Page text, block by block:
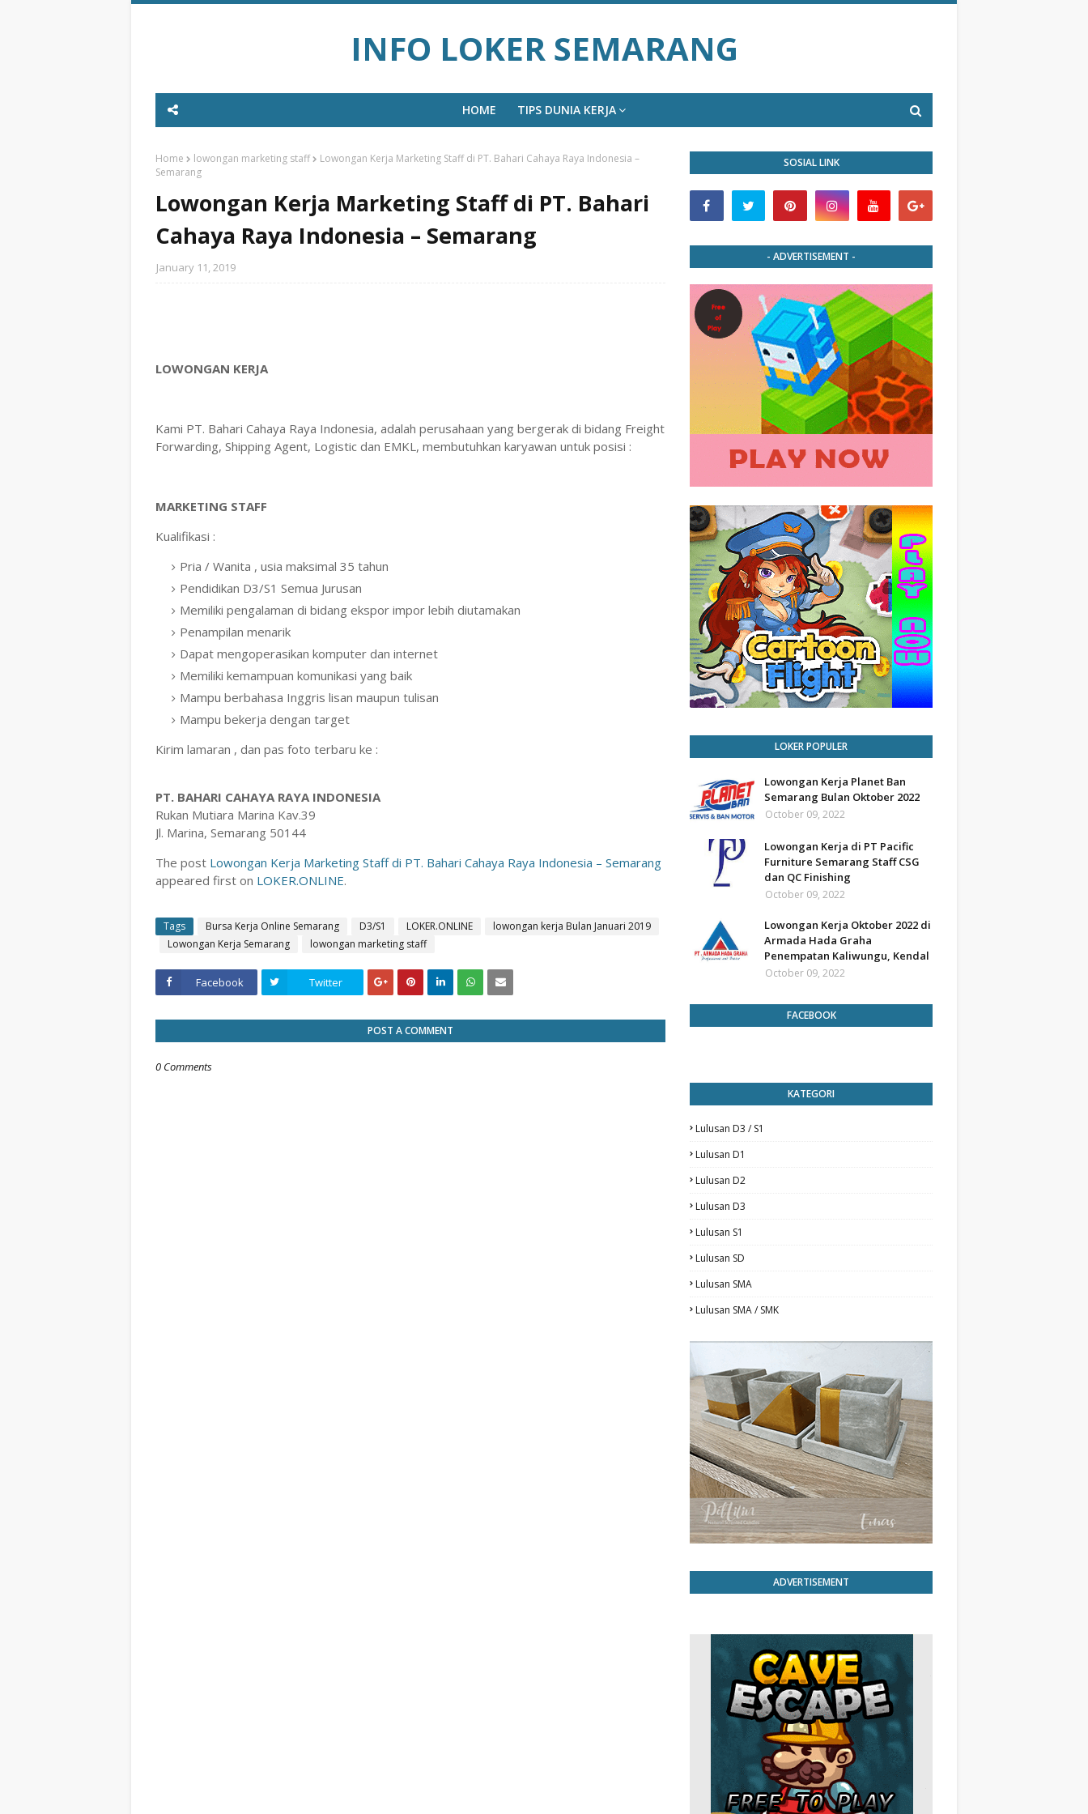
INFO LOKER SEMARANG
HOME TIPS DUNIA KERJA
Home lowongan marketing staff
Lowongan Kerja Marketing Staff di PT. Bahari Cahaya Raya Indonesia –
Semarang
Lowongan Kerja Marketing Staff di PT. Bahari
Cahaya Raya Indonesia – Semarang
January 11, 2019
LOWONGAN KERJA
Kami PT. Bahari Cahaya Raya Indonesia, adalah perusahaan yang bergerak di bidang Freight
Forwarding, Shipping Agent, Logistic dan EMKL, membutuhkan karyawan untuk posisi :
MARKETING STAFF
Kualifikasi :
Pria / Wanita , usia maksimal 35 tahun
Pendidikan D3/S1 Semua Jurusan
Memiliki pengalaman di bidang ekspor impor lebih diutamakan
Penampilan menarik
Dapat mengoperasikan komputer dan internet
Memiliki kemampuan komunikasi yang baik
Mampu berbahasa Inggris lisan maupun tulisan
Mampu bekerja dengan target
Kirim lamaran , dan pas foto terbaru ke :
PT. BAHARI CAHAYA RAYA INDONESIA
Rukan Mutiara Marina Kav.39
Jl. Marina, Semarang 50144
The post Lowongan Kerja Marketing Staff di PT. Bahari Cahaya Raya Indonesia – Semarang
appeared first on LOKER.ONLINE.
Tags Bursa Kerja Online Semarang D3/S1 LOKER.ONLINE
lowongan kerja Bulan Januari 2019
Lowongan Kerja Semarang
lowongan marketing staff
Facebook Twitter
POST A COMMENT
0 Comments
SOSIAL LINK
- ADVERTISEMENT -
LOKER POPULER
Lowongan Kerja Planet Ban
Semarang Bulan Oktober 2022
October 09, 2022
Lowongan Kerja di PT Pacific
Furniture Semarang Staff CSG
dan QC Finishing
October 09, 2022
Lowongan Kerja Oktober 2022 di
Armada Hada Graha
Penempatan Kaliwungu, Kendal
October 09, 2022
FACEBOOK
KATEGORI
Lulusan D3 / S1
Lulusan D1
Lulusan D2
Lulusan D3
Lulusan S1
Lulusan SD
Lulusan SMA
Lulusan SMA / SMK
ADVERTISEMENT